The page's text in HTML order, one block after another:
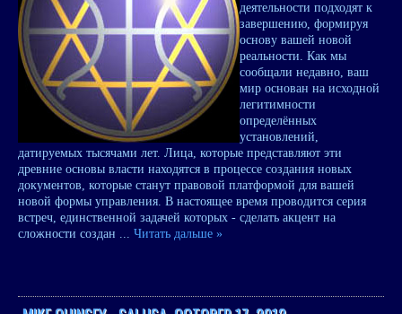
деятельности подходят к
завершению, формируя
основу вашей новой
реальности. Как мы
сообщали недавно, ваш
мир основан на исходной
легитимности
определённых
установлений,
датируемых тысячами лет. Лица, которые представляют эти
древние основы власти находятся в процессе создания новых
документов, которые станут правовой платформой для вашей
новой формы управления. В настоящее время проводится серия
встреч, единственной задачей которых - сделать акцент на
сложности создан ... Читать дальше »